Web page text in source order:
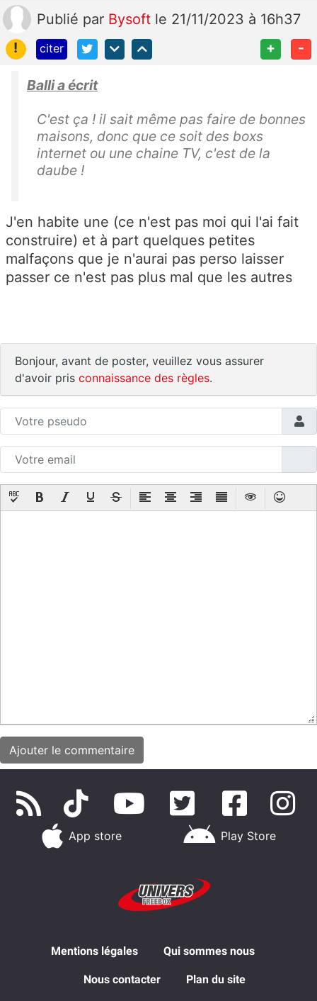
Publié par Bysoft le 21/11/2023 à 16h37
!
citer + -
Balli a écrit
C'est ça ! il sait même pas faire de bonnes
maisons, donc que ce soit des boxs
internet ou une chaine TV, c'est de la
daube !
J'en habite une (ce n'est pas moi qui l'ai fait
construire) et à part quelques petites
malfaçons que je n'aurai pas perso laisser
passer ce n'est pas plus mal que les autres
Bonjour, avant de poster, veuillez vous assurer
d'avoir pris connaissance des règles.
App store Play Store
Mentions légales Qui sommes nous
Nous contacter Plan du site